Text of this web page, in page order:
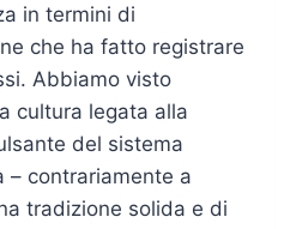
in termini di
che ha fatto registrare
Abbiamo visto
cultura legata alla
del sistema
– contrariamente a
tradizione solida e di